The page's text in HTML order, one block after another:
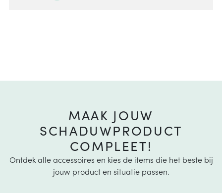
MAAK JOUW
SCHADUWPRODUCT
COMPLEET!
Ontdek alle accessoires en kies de items die het beste bij
jouw product en situatie passen.